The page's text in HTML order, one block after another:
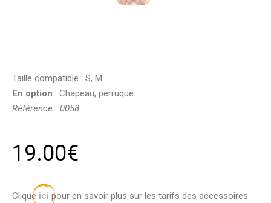
Taille compatible : S, M.
En option : Chapeau, perruque.
Référence : 0058
19.00€
Clique ici pour en savoir plus sur les tarifs des accessoires